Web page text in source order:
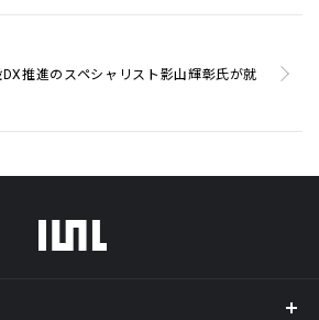
推進のスペシャリスト影山輝彰氏が就
フッターメニュー